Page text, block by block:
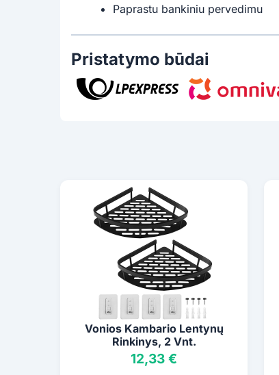
Paprastu bankiniu pervedimu
Pristatymo būdai
Vonios Kambario Lentynų
Rinkinys, 2 Vnt.
12,33 €